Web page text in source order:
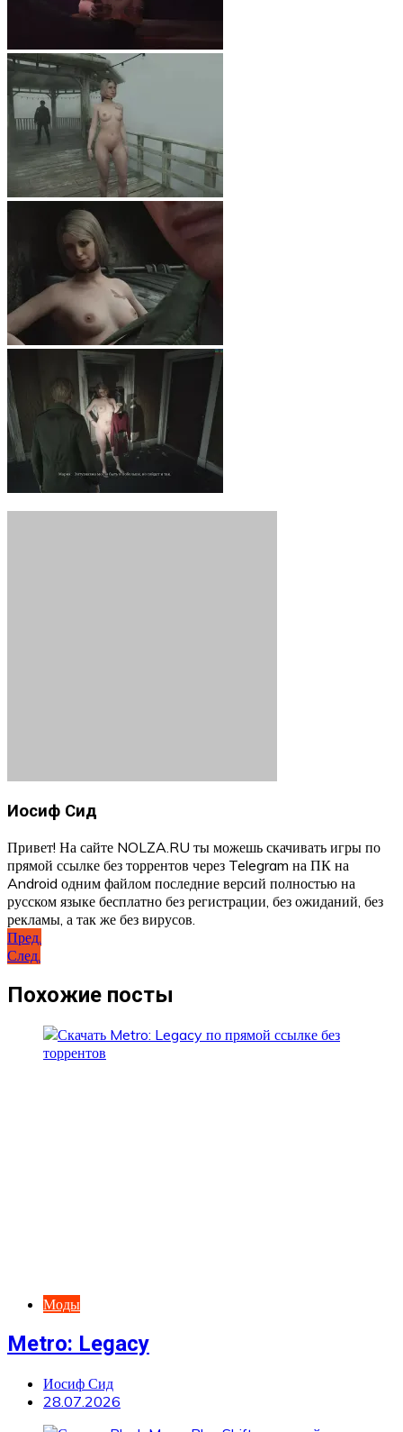
Иосиф Сид
Привет! На сайте NOLZA.RU ты можешь скачивать игры по
прямой ссылке без торрентов через Telegram на ПК на
Android одним файлом последние версий полностью на
русском языке бесплатно без регистрации, без ожиданий, без
рекламы, а так же без вирусов.
Навигация
по
записям
Пред.
След.
Похожие посты
Моды
Metro: Legacy
Иосиф Сид
28.07.2026